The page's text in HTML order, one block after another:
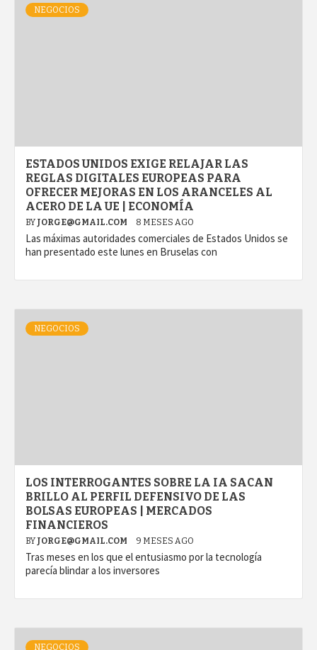
NEGOCIOS
ESTADOS UNIDOS EXIGE RELAJAR LAS
REGLAS DIGITALES EUROPEAS PARA
OFRECER MEJORAS EN LOS ARANCELES AL
ACERO DE LA UE | ECONOMÍA
BY JORGE@GMAIL.COM 8 MESES AGO
Las máximas autoridades comerciales de Estados Unidos se
han presentado este lunes en Bruselas con
NEGOCIOS
LOS INTERROGANTES SOBRE LA IA SACAN
BRILLO AL PERFIL DEFENSIVO DE LAS
BOLSAS EUROPEAS | MERCADOS
FINANCIEROS
BY JORGE@GMAIL.COM 9 MESES AGO
Tras meses en los que el entusiasmo por la tecnología
parecía blindar a los inversores
NEGOCIOS